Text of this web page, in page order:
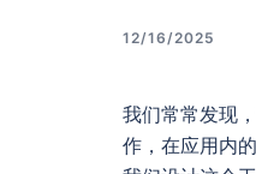
12/16/2025
我们常常发现
作，在应用内